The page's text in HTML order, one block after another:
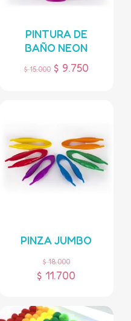
PINTURA DE
BAÑO NEON
$15.000 $ 9.750
PINZA JUMBO
$18.000
$ 11.700